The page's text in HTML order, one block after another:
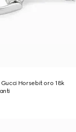
Horsebit oro 18k